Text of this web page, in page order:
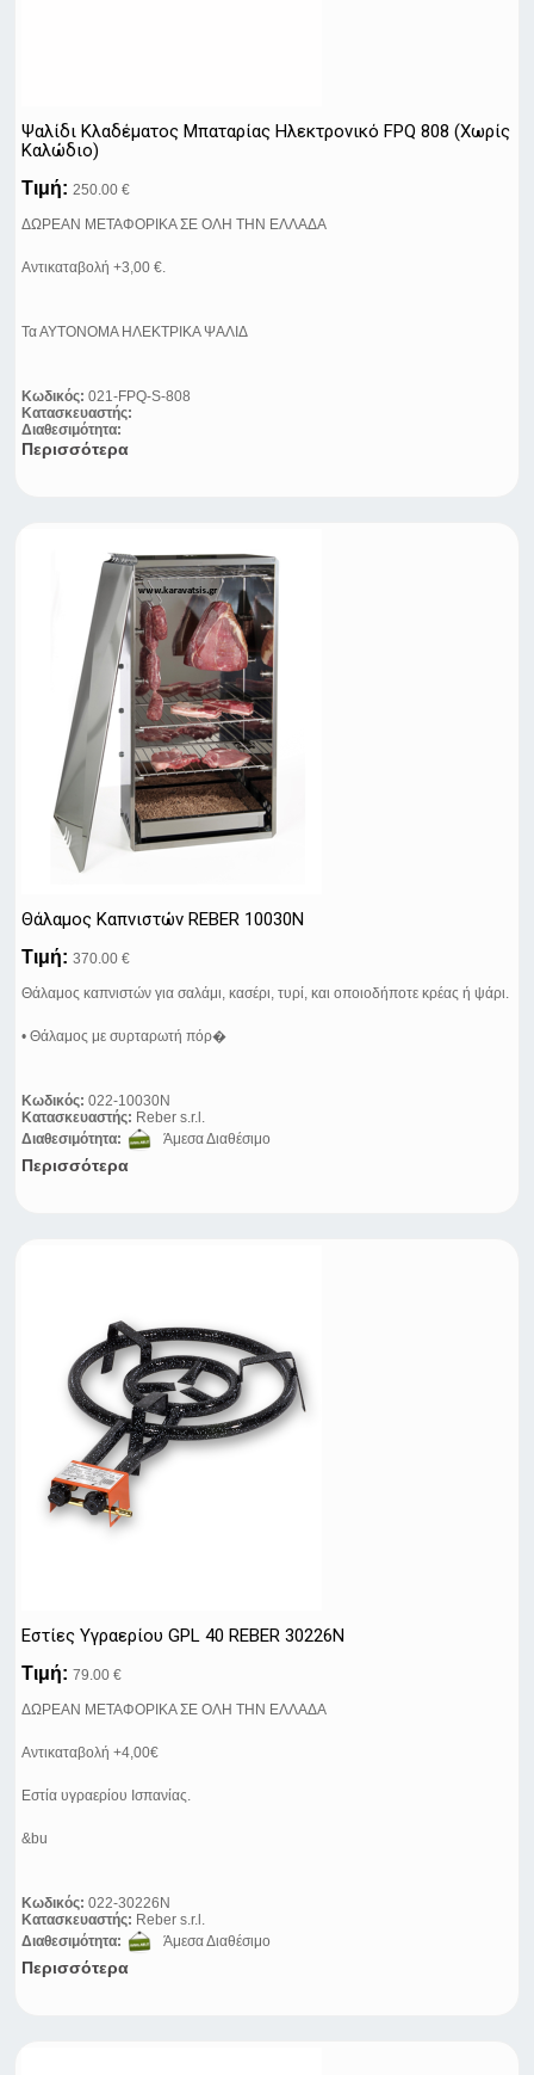
Ψαλίδι Κλαδέματος Μπαταρίας Ηλεκτρονικό FPQ 808 (Χωρίς
Καλώδιο)
Τιμή: 250.00 €
ΔΩΡΕΑΝ ΜΕΤΑΦΟΡΙΚΑ ΣΕ ΟΛΗ ΤΗΝ ΕΛΛΑΔΑ
Αντικαταβολή +3,00 €.
Τα ΑΥΤΟΝΟΜΑ ΗΛΕΚΤΡΙΚΑ ΨΑΛΙΔ
Κωδικός: 021-FPQ-S-808
Κατασκευαστής:
Διαθεσιμότητα:
Περισσότερα
Θάλαμος Kαπνιστών REBER 10030N
Τιμή: 370.00 €
Θάλαμος καπνιστών για σαλάμι, κασέρι, τυρί, και οποιoδήποτε κρέας ή ψάρι.
• Θάλαμος με συρταρωτή πόρ�
Κωδικός: 022-10030N
Κατασκευαστής: Reber s.r.l.
Διαθεσιμότητα:
Άμεσα Διαθέσιμο
Περισσότερα
Εστίες Υγραερίου GPL 40 REBER 30226N
Τιμή: 79.00 €
ΔΩΡΕΑΝ ΜΕΤΑΦΟΡΙΚΑ ΣΕ ΟΛΗ ΤΗΝ ΕΛΛΑΔΑ
Αντικαταβολή +4,00€
Εστία υγραερίου Ισπανίας.
&bu
Κωδικός: 022-30226N
Κατασκευαστής: Reber s.r.l.
Διαθεσιμότητα:
Άμεσα Διαθέσιμο
Περισσότερα